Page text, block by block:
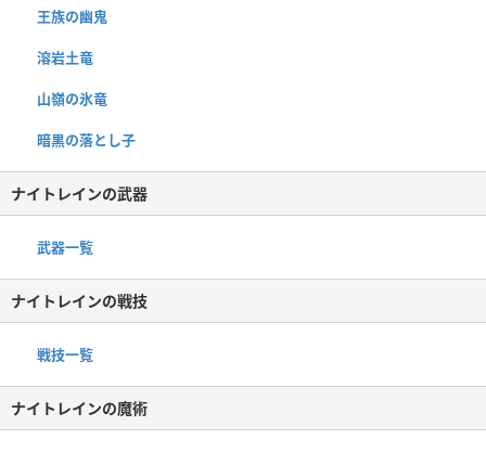
王族の幽鬼
溶岩土竜
山嶺の氷竜
暗黒の落とし子
ナイトレインの武器
武器一覧
ナイトレインの戦技
戦技一覧
ナイトレインの魔術